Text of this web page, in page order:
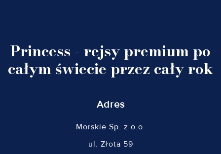
Princess - rejsy premium po
całym świecie przez cały rok
Adres
Morskie Sp. z o.o.
ul. Złota 59